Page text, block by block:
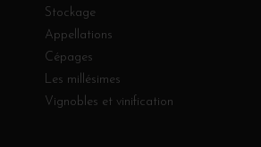
Stockage
Appellations
Cépages
Les millésimes
Vignobles et vinification